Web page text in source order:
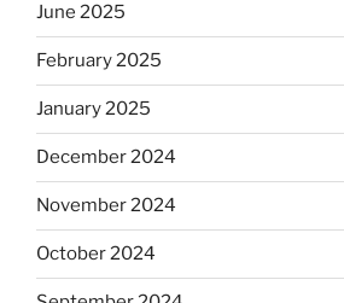
June 2025
February 2025
January 2025
December 2024
November 2024
October 2024